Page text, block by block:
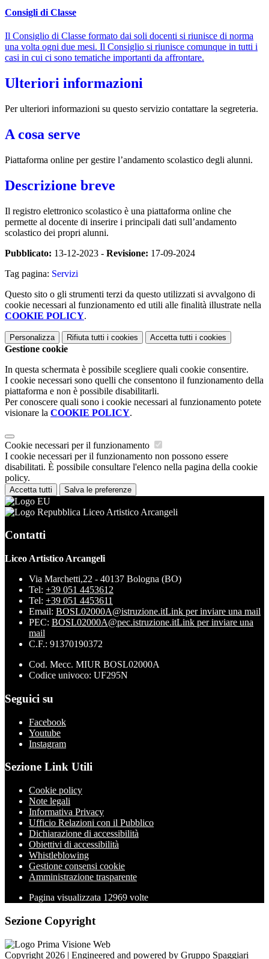
Consigli di Classe
Il Consiglio di Classe formato dai soli docenti si riunisce di norma
una volta ogni due mesi. Il Consiglio si riunisce comunque in tutti i
casi in cui ci sono tematiche importanti da affrontare.
Ulteriori informazioni
Per ulteriori informazioni su questo servizio contattare la segreteria.
A cosa serve
Piattaforma online per gestire l’andamento scolastico degli alunni.
Descrizione breve
Il registro elettronico scolastico è una piattaforma online che
permette al docente di inserire i principali dati sull’andamento
scolastico dei propri alunni.
Pubblicato: 13-12-2023 - Revisione: 17-09-2024
Tag pagina: Servizi
Questo sito o gli strumenti terzi da questo utilizzati si avvalgono di
cookie necessari al funzionamento ed utili alle finalità illustrate nella
COOKIE POLICY.
Personalizza Rifiuta tutti i cookies Accetta tutti i cookies
Gestione cookie
In questa schermata è possibile scegliere quali cookie consentire.
I cookie necessari sono quelli che consentono il funzionamento della
piattaforma e non è possibile disabilitarli.
Per conoscere quali sono i cookie necessari al funzionamento potete
visionare la COOKIE POLICY.
Cookie necessari per il funzionamento
I cookie necessari per il funzionamento non possono essere
disabilitati. È possibile consultare l'elenco nella pagina della cookie
policy.
Accetta tutti Salva le preferenze
Liceo Artistico Arcangeli
Contatti
Liceo Artistico Arcangeli
Via Marchetti,22 - 40137 Bologna (BO)
Tel: +39 051 4453612
Tel: +39 051 4453611
Email: BOSL02000A@istruzione.itLink per inviare una mail
PEC: BOSL02000A@pec.istruzione.itLink per inviare una
mail
C.F.: 91370190372
Cod. Mecc. MIUR BOSL02000A
Codice univoco: UF295N
Seguici su
Facebook
Youtube
Instagram
Sezione Link Utili
Cookie policy
Note legali
Informativa Privacy
Ufficio Relazioni con il Pubblico
Dichiarazione di accessibilità
Obiettivi di accessibilità
Whistleblowing
Gestione consensi cookie
Amministrazione trasparente
Pagina visualizzata 12969 volte
Sezione Copyright
Copyright 2026 | Engineered and powered by Gruppo Spaggiari